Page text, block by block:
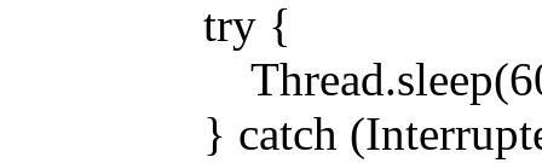
try {
Thread.sleep(60
} catch